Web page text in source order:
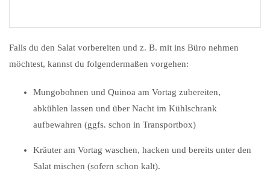
Falls du den Salat vorbereiten und z. B. mit ins Büro nehmen
möchtest, kannst du folgendermaßen vorgehen:
Mungobohnen und Quinoa am Vortag zubereiten,
abkühlen lassen und über Nacht im Kühlschrank
aufbewahren (ggfs. schon in Transportbox)
Kräuter am Vortag waschen, hacken und bereits unter den
Salat mischen (sofern schon kalt).